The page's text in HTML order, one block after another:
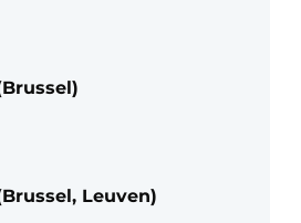
Leuven)